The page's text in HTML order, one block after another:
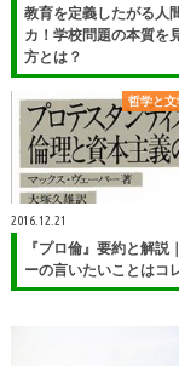
教育を定義したがる人
カ！学校問題の本質を
方とは？
哲学と文
2016.12.21
『プロ倫』要約と解説
ーの言いたいことはコ